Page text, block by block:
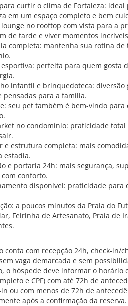
para curtir o clima de Fortaleza:
em um espaço completo e bem
lounge no rooftop com vista para a
de tarde e viver momentos
completa: mantenha sua rotina
esportiva: perfeita para quem gosta
infantil e brinquedoteca:
pensadas para a família.
seu pet também é bem-vindo
no condomínio: praticidade
e estrutura completa: mais
estadia.
e portaria 24h: mais segurança,
com conforto.
disponível: praticidade
a poucos minutos da Praia do
Feirinha de Artesanato, Praia de
conta com recepção 24h, check-
vaga demarcada e sem
o hóspede deve informar o horário
e CPF) com até 72h de
ou com menos de 72h de
após a confirmação da reserva.